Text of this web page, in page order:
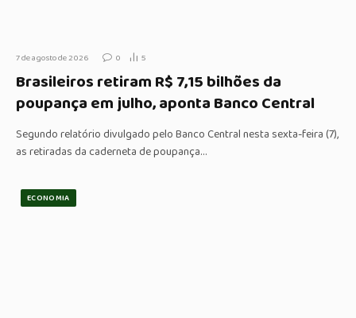
7 de agosto de 2026 0 5
Brasileiros retiram R$ 7,15 bilhões da
poupança em julho, aponta Banco Central
Segundo relatório divulgado pelo Banco Central nesta sexta-feira (7),
as retiradas da caderneta de poupança…
ECONOMIA